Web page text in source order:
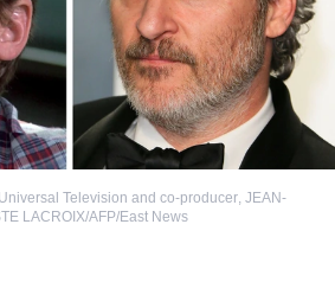
Television and co-producer JEAN-
LACROIX/AFP/East News